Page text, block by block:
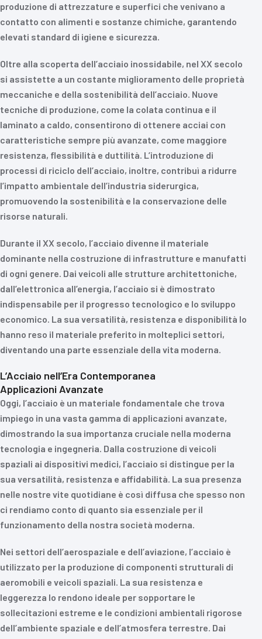
produzione di attrezzature e superfici che venivano a
contatto con alimenti e sostanze chimiche, garantendo
elevati standard di igiene e sicurezza.
Oltre alla scoperta dell’acciaio inossidabile, nel XX secolo
si assistette a un costante miglioramento delle proprietà
meccaniche e della sostenibilità dell’acciaio. Nuove
tecniche di produzione, come la colata continua e il
laminato a caldo, consentirono di ottenere acciai con
caratteristiche sempre più avanzate, come maggiore
resistenza, flessibilità e duttilità. L’introduzione di
processi di riciclo dell’acciaio, inoltre, contribuì a ridurre
l’impatto ambientale dell’industria siderurgica,
promuovendo la sostenibilità e la conservazione delle
risorse naturali.
Durante il XX secolo, l’acciaio divenne il materiale
dominante nella costruzione di infrastrutture e manufatti
di ogni genere. Dai veicoli alle strutture architettoniche,
dall’elettronica all’energia, l’acciaio si è dimostrato
indispensabile per il progresso tecnologico e lo sviluppo
economico. La sua versatilità, resistenza e disponibilità lo
hanno reso il materiale preferito in molteplici settori,
diventando una parte essenziale della vita moderna.
L’Acciaio nell’Era Contemporanea
Applicazioni Avanzate
Oggi, l’acciaio è un materiale fondamentale che trova
impiego in una vasta gamma di applicazioni avanzate,
dimostrando la sua importanza cruciale nella moderna
tecnologia e ingegneria. Dalla costruzione di veicoli
spaziali ai dispositivi medici, l’acciaio si distingue per la
sua versatilità, resistenza e affidabilità. La sua presenza
nelle nostre vite quotidiane è così diffusa che spesso non
ci rendiamo conto di quanto sia essenziale per il
funzionamento della nostra società moderna.
Nei settori dell’aerospaziale e dell’aviazione, l’acciaio è
utilizzato per la produzione di componenti strutturali di
aeromobili e veicoli spaziali. La sua resistenza e
leggerezza lo rendono ideale per sopportare le
sollecitazioni estreme e le condizioni ambientali rigorose
dell’ambiente spaziale e dell’atmosfera terrestre. Dai